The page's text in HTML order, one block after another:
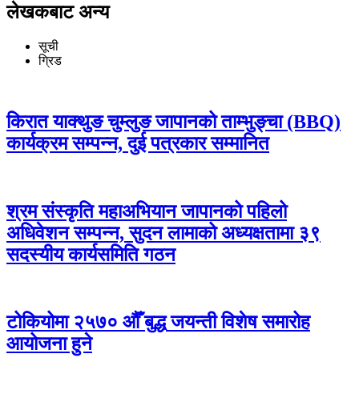
लेखकबाट अन्य
सूची
ग्रिड
किरात याक्थुङ चुम्लुङ जापानको ताम्भुङ्चा (BBQ)
कार्यक्रम सम्पन्न, दुई पत्रकार सम्मानित
श्रम संस्कृति महाअभियान जापानको पहिलो
अधिवेशन सम्पन्न, सुदन लामाको अध्यक्षतामा ३९
सदस्यीय कार्यसमिति गठन
टोकियोमा २५७० औँ बुद्ध जयन्ती विशेष समारोह
आयोजना हुने